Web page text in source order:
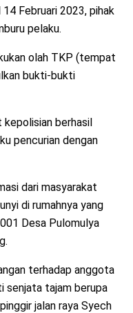
Februari 2023, pihak
pelaku.
olah TKP (tempat
bukti-bukti
kepolisian berhasil
pencurian dengan
dari masyarakat
di rumahnya yang
Desa Pulomulya
terhadap anggota
senjata tajam berupa
jalan raya Syech